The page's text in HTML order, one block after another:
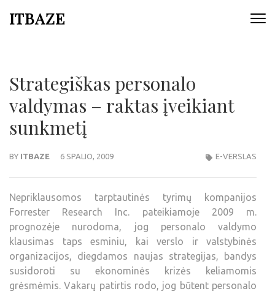
ITBAZE
Strategiškas personalo
valdymas – raktas įveikiant
sunkmetį
BY ITBAZE 6 SPALIO, 2009 E-VERSLAS
Nepriklausomos tarptautinės tyrimų kompanijos
Forrester Research Inc. pateikiamoje 2009 m.
prognozėje nurodoma, jog personalo valdymo
klausimas taps esminiu, kai verslo ir valstybinės
organizacijos, diegdamos naujas strategijas, bandys
susidoroti su ekonominės krizės keliamomis
grėsmėmis. Vakarų patirtis rodo, jog būtent personalo